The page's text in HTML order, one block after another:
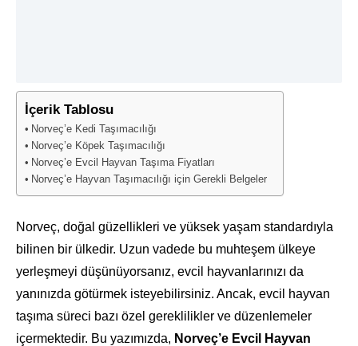
İçerik Tablosu
Norveç’e Kedi Taşımacılığı
Norveç’e Köpek Taşımacılığı
Norveç’e Evcil Hayvan Taşıma Fiyatları
Norveç’e Hayvan Taşımacılığı için Gerekli Belgeler
Norveç, doğal güzellikleri ve yüksek yaşam standardıyla
bilinen bir ülkedir. Uzun vadede bu muhteşem ülkeye
yerleşmeyi düşünüyorsanız, evcil hayvanlarınızı da
yanınızda götürmek isteyebilirsiniz. Ancak, evcil hayvan
taşıma süreci bazı özel gereklilikler ve düzenlemeler
içermektedir. Bu yazımızda, Norveç’e Evcil Hayvan